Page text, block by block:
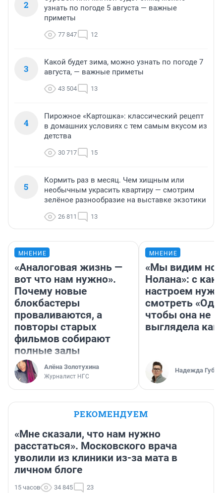
2
узнать по погоде 5 августа — важные
приметы
77 847 12
3
Какой будет зима, можно узнать по погоде 7
августа, — важные приметы
43 504 13
4
Пирожное «Картошка»: классический рецепт
в домашних условиях с тем самым вкусом из
детства
30 717 15
5
Кормить раз в месяц. Чем хищным или
необычным украсить квартиру — смотрим
зелёное разнообразие на выставке экзотики
26 811 13
МНЕНИЕ
«Аналоговая жизнь —
вот что нам нужно».
Почему новые
блокбастеры
проваливаются, а
повторы старых
фильмов собирают
полные залы
Алёна Золотухина
Журналист НГС
МНЕНИЕ
«Мы видим
Нолана»: с
настроем
смотреть
чтобы она не
выглядела как
Надежда
РЕКОМЕНДУЕМ
«Мне сказали, что нам нужно
расстаться». Московского врача
уволили из клиники из-за мата в
личном блоге
15 часов 34 845 23